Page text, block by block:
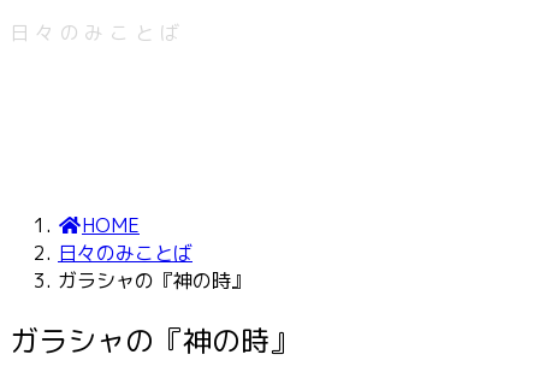
日々のみことば
HOME
日々のみことば
ガラシャの『神の時』
ガラシャの『神の時』